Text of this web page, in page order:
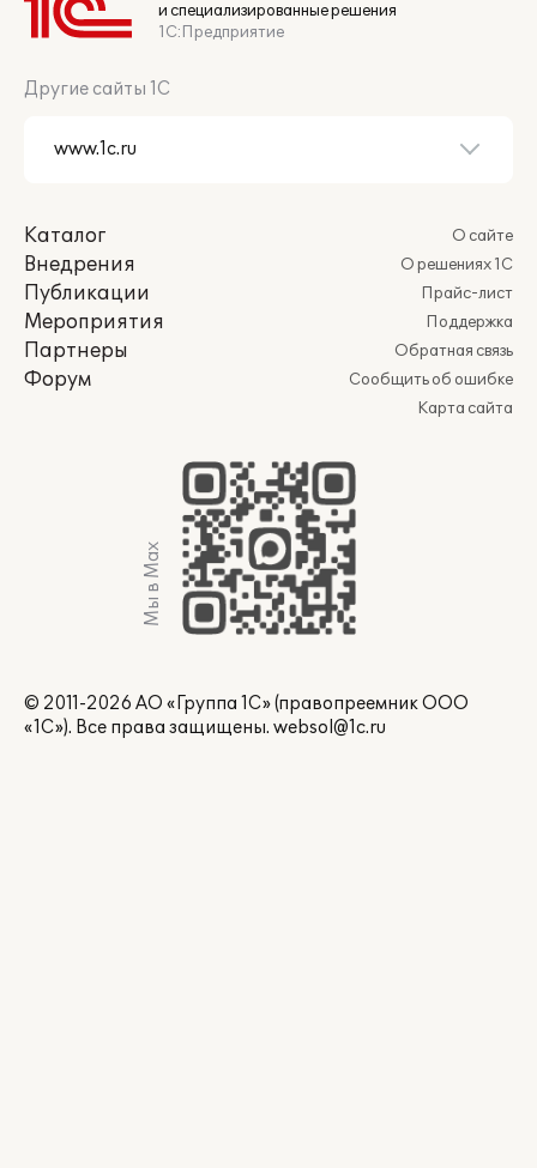
и специализированные решения
1С:Предприятие
Другие сайты 1С
Каталог
Внедрения
Публикации
Мероприятия
Партнеры
Форум
О сайте
О решениях 1С
Прайс-лист
Поддержка
Обратная связь
Сообщить об ошибке
Карта сайта
Мы в Max
© 2011-2026 АО «Группа 1С» (правопреемник ООО
«1С»). Все права защищены. websol@1c.ru